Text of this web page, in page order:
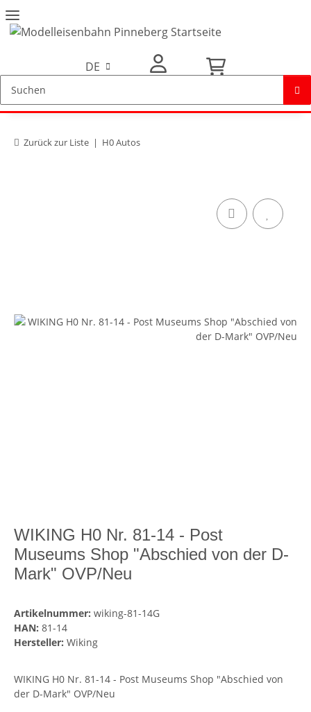
DE
Zurück zur Liste H0 Autos
WIKING H0 Nr. 81-14 - Post
Museums Shop "Abschied von der D-
Mark" OVP/Neu
Artikelnummer:wiking-81-14G
HAN: 81-14
Hersteller: Wiking
WIKING H0 Nr. 81-14 - Post Museums Shop "Abschied von
der D-Mark" OVP/Neu